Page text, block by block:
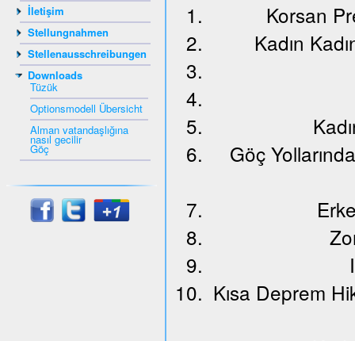
İletişim
Stellungnahmen
Stellenausschreibungen
Downloads
Tüzük
Optionsmodell Übersicht
Alman vatandaşlığına
nasıl gecilir
Göç
Korsan
Kadın
Göç
Kısa Deprem